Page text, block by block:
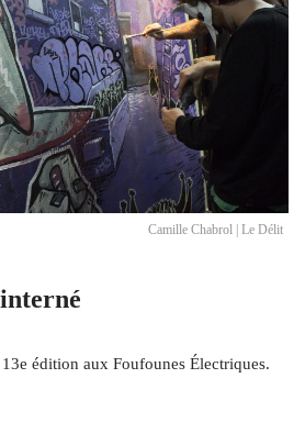
Camille Chabrol | Le Délit
édition aux Foufounes Électriques.